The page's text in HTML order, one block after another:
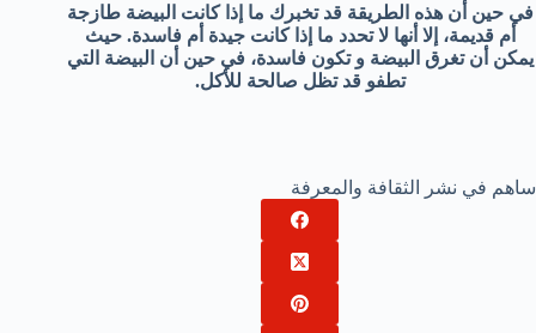
في حين أن هذه الطريقة قد تخبرك ما إذا كانت البيضة طازجة
أم قديمة، إلا أنها لا تحدد ما إذا كانت جيدة أم فاسدة. حيث
يمكن أن تغرق البيضة و تكون فاسدة، في حين أن البيضة التي
تطفو قد تظل صالحة للأكل.
ساهم في نشر الثقافة والمعرفة